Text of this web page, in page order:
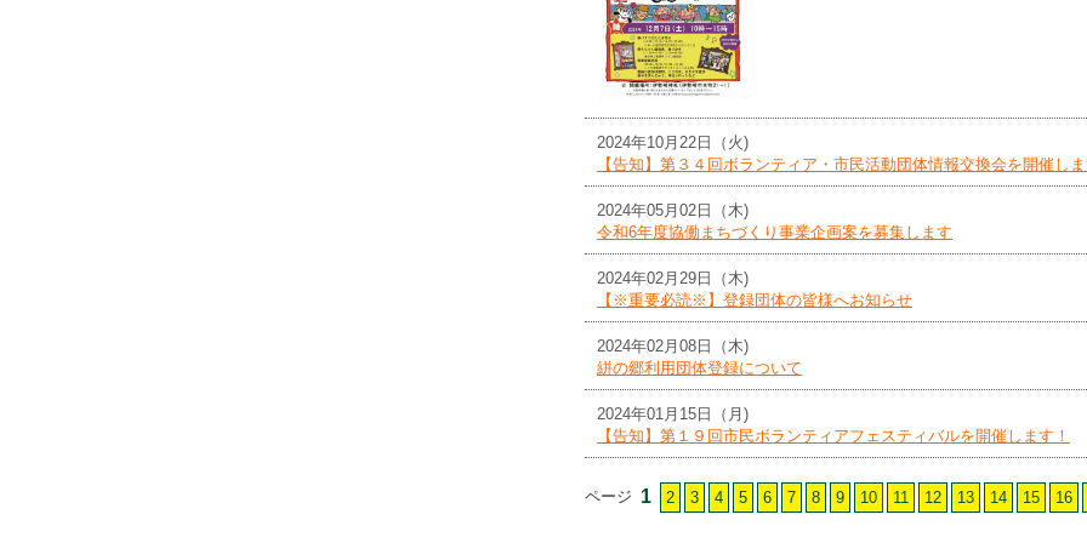
2024年10月22日（火)
【告知】第３４回ボランティア・市民活動団体情報交換会を開催し
2024年05月02日（木)
令和6年度協働まちづくり事業企画案を募集します
2024年02月29日（木)
【※重要必読※】登録団体の皆様へお知らせ
2024年02月08日（木)
絣の郷利用団体登録について
2024年01月15日（月)
【告知】第１９回市民ボランティアフェスティバルを開催します！
ページ 1 2 3 4 5 6 7 8 9 10 11 12 13 14 15 16